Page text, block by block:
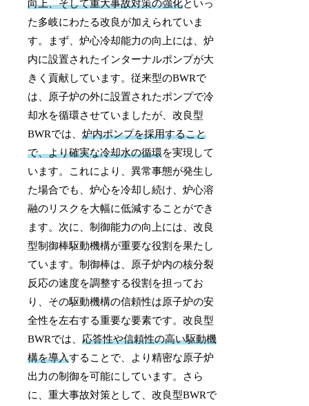
向上、そして重大事故対策の強化といっ
た多岐にわたる改良が加えられていま
す。まず、炉心冷却能力の向上には、炉
内に設置されたインターナルポンプが大
きく貢献しています。従来型のBWRで
は、原子炉の外に設置されたポンプで冷
却水を循環させていましたが、改良型
BWRでは、炉内ポンプを採用すること
で、より確実な冷却水の循環を実現して
います。これにより、異常事態が発生し
た場合でも、炉心を冷却し続け、炉心溶
融のリスクを大幅に低減することができ
ます。次に、制御能力の向上には、改良
型制御棒駆動機構が重要な役割を果たし
ています。制御棒は、原子炉内の核分裂
反応の速度を調整する役割を担ってお
り、その駆動機構の信頼性は原子炉の安
全性を左右する重要な要素です。改良型
BWRでは、応答性や信頼性の高い駆動機
構を導入することで、より精密な原子炉
出力の制御を可能にしています。さら
に、重大事故対策として、改良型BWRで